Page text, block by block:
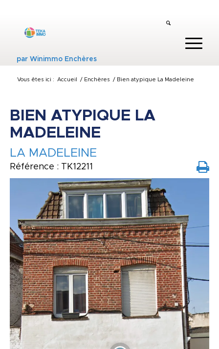
parWinimmo Enchères
Vous êtes ici : Accueil / Enchères / Bien atypique La Madeleine
BIEN ATYPIQUE LA
MADELEINE
LA MADELEINE
Référence : TK12211